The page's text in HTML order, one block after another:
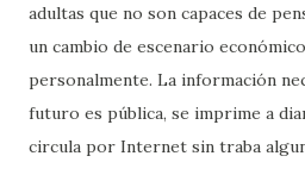
adultas que no son capaces de
un cambio de escenario
personalmente. La información
futuro es pública, se imprime a
circula por Internet sin traba